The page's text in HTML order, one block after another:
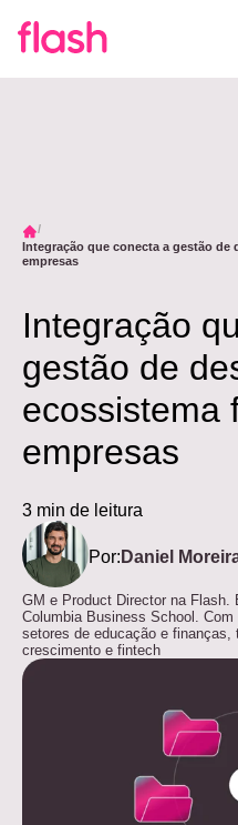
Integração que conecta a gestão de
empresas
Integração
gestão de
ecossistema
empresas
3 min de leitura
Por: Daniel
GM e Product Director na
Columbia Business School.
setores de educação e
crescimento e fintech